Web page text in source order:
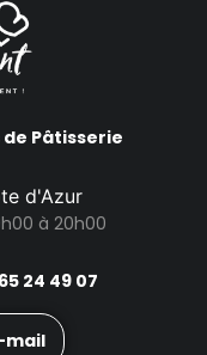
Pâtisserie
d'Azur
à 20h00
24 49 07
mail